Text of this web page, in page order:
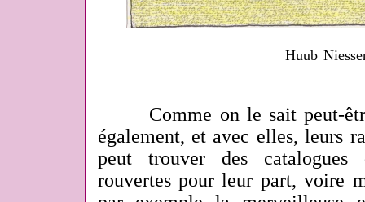
Huub
Comme on le sait peut-
également, et avec elles, leurs
peut trouver des
rouvertes pour leur part, voire